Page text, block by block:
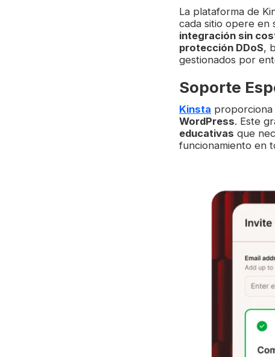
La plataforma de
cada sitio opere en
integración sin
protección DDoS,
gestionados por
Soporte
Kinsta proporciona
WordPress. Este
educativas que
funcionamiento en